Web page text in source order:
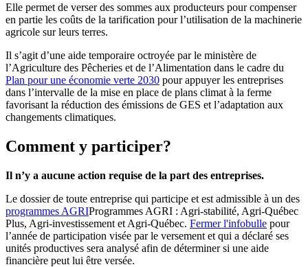
Elle permet de verser des sommes aux producteurs pour compenser
en partie les coûts de la tarification pour l’utilisation de la machinerie
agricole sur leurs terres.
Il s’agit d’une aide temporaire octroyée par le ministère de
l’Agriculture des Pêcheries et de l’Alimentation dans le cadre du
Plan pour une économie verte 2030 pour appuyer les entreprises
dans l’intervalle de la mise en place de plans climat à la ferme
favorisant la réduction des émissions de GES et l’adaptation aux
changements climatiques.
Comment y participer?
Il n’y a aucune action requise de la part des entreprises.
Le dossier de toute entreprise qui participe et est admissible à un des
programmes AGRIProgrammes AGRI : Agri-stabilité, Agri-Québec
Plus, Agri-investissement et Agri-Québec. Fermer l'infobulle pour
l’année de participation visée par le versement et qui a déclaré ses
unités productives sera analysé afin de déterminer si une aide
financière peut lui être versée.